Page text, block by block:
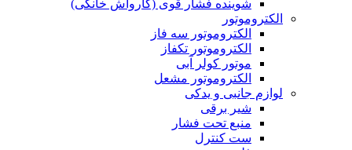
شوینده فشار قوی (کارواش خانگی)
الکتروموتور
الکتروموتور سه فاز
الکتروموتور تکفاز
موتور کولر آبی
الکتروموتور مشعل
لوازم جانبی و یدکی
شیر برقی
منبع تحت فشار
ست کنترل